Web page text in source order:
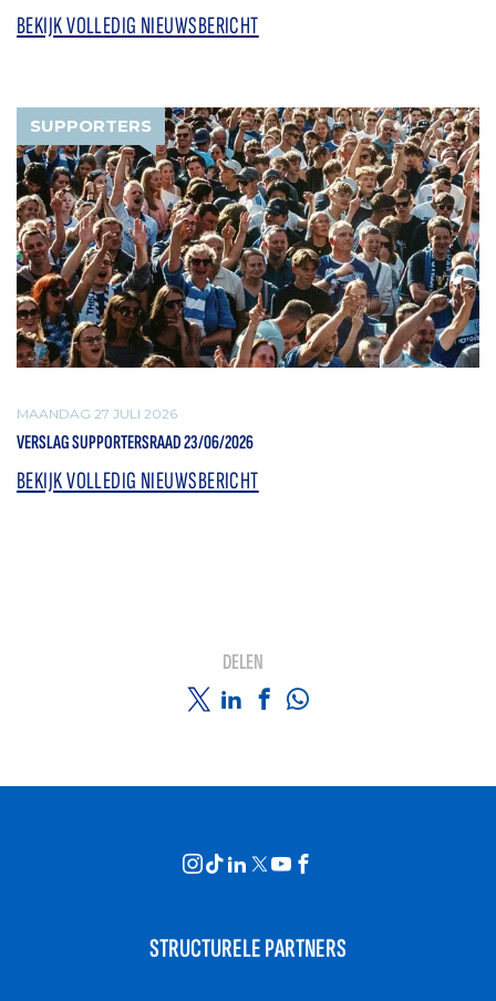
BEKIJK VOLLEDIG NIEUWSBERICHT
SUPPORTERS
MAANDAG 27 JULI 2026
VERSLAG SUPPORTERSRAAD 23/06/2026
BEKIJK VOLLEDIG NIEUWSBERICHT
DELEN
STRUCTURELE PARTNERS